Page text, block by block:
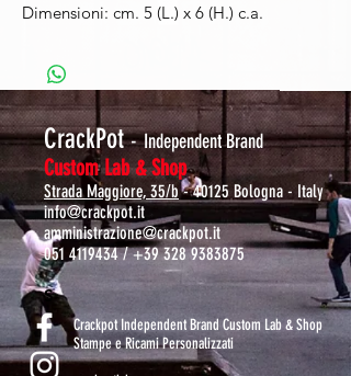
Dimensioni: cm. 5 (L.) x 6 (H.) c.a.
CrackPot- Independent Brand
Custom Lab & Shop
Strada Maggiore, 35/b- 40125 Bologna - Italy
info@crackpot.it
amministrazione@crackpot.it
051 4119434/+39 328 9383875
S
Crackpot Independent Brand Custom Lab & Shop
Stampe e Ricami Personalizzati